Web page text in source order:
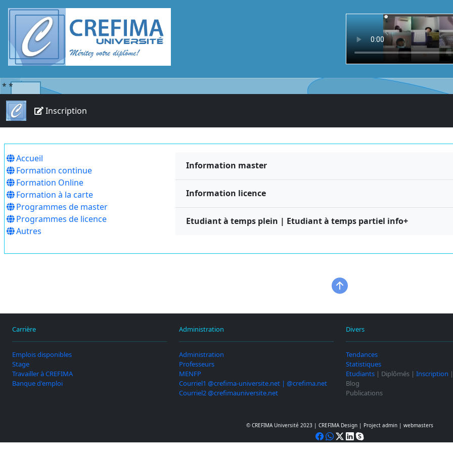
* *
Inscription
Accueil
Formation continue
Formation Online
Formation à la carte
Programmes de master
Programmes de licence
Autres
Information master
Information licence
Etudiant à temps plein | Etudiant à temps partiel info+
Carrière
Emplois disponibles
Stage
Travailler à CREFIMA
Banque d'emploi
Administration
Administration
Professeurs
MENFP
Courriel1 @crefima-universite.net | @crefima.net
Courriel2 @crefimauniversite.net
Divers
Tendances
Statistiques
Etudiants | Diplômés | Inscription |
Blog
Publications
© CREFIMA Université 2023 | CREFIMA Design | Project admin | webmasters